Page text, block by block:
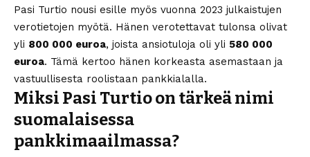
Pasi Turtio nousi esille myös vuonna 2023 julkaistujen
verotietojen myötä. Hänen verotettavat tulonsa olivat
yli 800 000 euroa, joista ansiotuloja oli yli 580 000
euroa. Tämä kertoo hänen korkeasta asemastaan ja
vastuullisesta roolistaan pankkialalla.
Miksi Pasi Turtio on tärkeä nimi
suomalaisessa
pankkimaailmassa?